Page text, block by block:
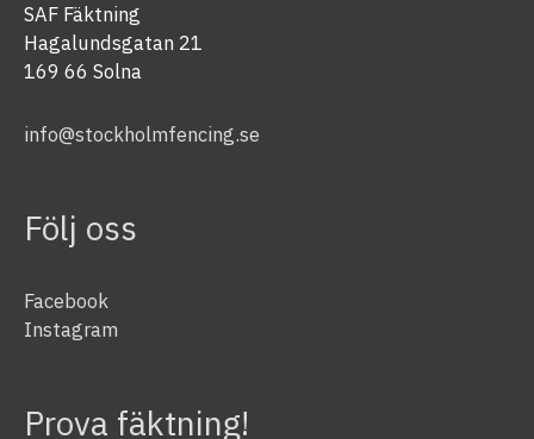
SAF Fäktning
Hagalundsgatan 21
169 66 Solna
info@stockholmfencing.se
Följ oss
Facebook
Instagram
Prova fäktning!